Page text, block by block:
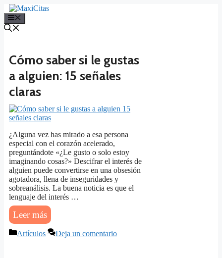
Saltar
al
contenido
Cómo saber si le gustas
a alguien: 15 señales
claras
¿Alguna vez has mirado a esa persona
especial con el corazón acelerado,
preguntándote «¿Le gusto o solo estoy
imaginando cosas?» Descifrar el interés de
alguien puede convertirse en una obsesión
agotadora, llena de inseguridades y
sobreanálisis. La buena noticia es que el
lenguaje del interés …
Leer más
Categorías
Artículos Deja un comentario